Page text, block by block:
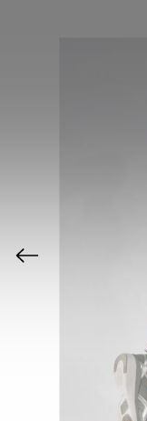
Previous